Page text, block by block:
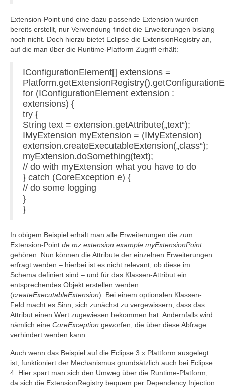
Extension-Point und eine dazu passende Extension wurden
bereits erstellt, nur Verwendung findet die Erweiterungen bislang
noch nicht. Doch hierzu bietet Eclipse die ExtensionRegistry an,
auf die man über die Runtime-Platform Zugriff erhält:
IConfigurationElement[] extensions =
for (IConfigurationElement extension :
extensions) {
try {
String text = extension.getAttribute(„text“);
IMyExtension myExtension = (IMyExtension)
extension.createExecutableExtension(„class“);
myExtension.doSomething(text);
// do with myExtension what you have to do
} catch (CoreException e) {
// do some logging
}
}
In obigem Beispiel erhält man alle Erweiterungen die zum
Extension-Point de.mz.extension.example.myExtensionPoint
gehören. Nun können die Attribute der einzelnen Erweiterungen
erfragt werden – hierbei ist es nicht relevant, ob diese im
Schema definiert sind – und für das Klassen-Attribut ein
entsprechendes Objekt erstellen werden
(createExecutableExtension). Bei einem optionalen Klassen-
Feld macht es Sinn, sich zunächst zu vergewissern, dass das
Attribut einen Wert zugewiesen bekommen hat. Andernfalls wird
nämlich eine CoreException geworfen, die über diese Abfrage
verhindert werden kann.
Auch wenn das Beispiel auf die Eclipse 3.x Plattform ausgelegt
ist, funktioniert der Mechanismus grundsätzlich auch bei Eclipse
4. Hier spart man sich den Umweg über die Runtime-Platform,
da sich die ExtensionRegistry bequem per Dependency Injection